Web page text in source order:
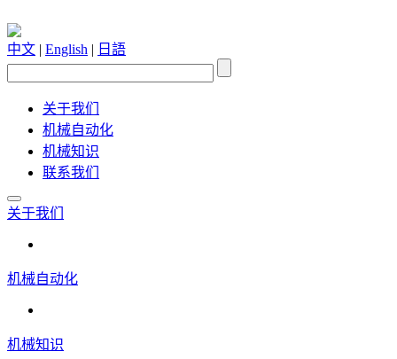
中文 | English | 日語
关于我们
机械自动化
机械知识
联系我们
关于我们
机械自动化
机械知识